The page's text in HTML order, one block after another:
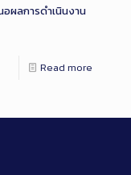
ผลการดำเนินงาน
Read more